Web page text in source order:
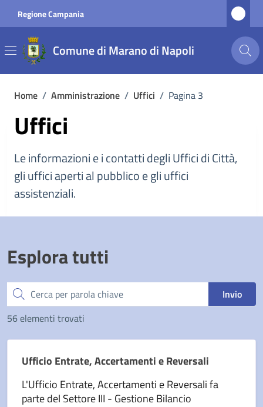
Regione Campania
Comune di Marano di Napoli
Home / Amministrazione / Uffici / Pagina 3
Uffici
Le informazioni e i contatti degli Uffici di Città,
gli uffici aperti al pubblico e gli uffici
assistenziali.
Esplora tutti
Cerca
Invio
56 elementi trovati
Ufficio Entrate, Accertamenti e Reversali
L'Ufficio Entrate, Accertamenti e Reversali fa
parte del Settore III - Gestione Bilancio